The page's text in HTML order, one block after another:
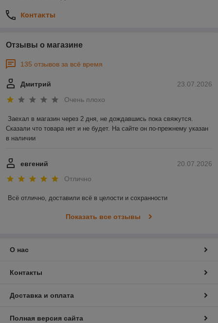
Контакты
Отзывы о магазине
135 отзывов за всё время
23.07.2026
Дмитрий
Очень плохо
Заехал в магазин через 2 дня, не дождавшись пока свяжутся.
Сказали что товара нет и не будет. На сайте он по-прежнему указан
в наличии
20.07.2026
евгений
Отлично
Всё отлично, доставили всё в целости и сохранности
Показать все отзывы
О нас
Контакты
Доставка и оплата
Полная версия сайта